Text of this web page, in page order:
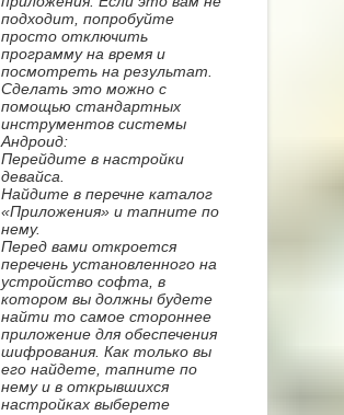
подходит, попробуйте
просто отключить
программу на время и
посмотреть на результат.
Сделать это можно с
помощью стандартных
инструментов системы
Андроид:
Перейдите в настройки
девайса.
Найдите в перечне каталог
«Приложения» и тапните по
нему.
Перед вами откроется
перечень установленного на
устройство софта, в
котором вы должны будете
найти то самое стороннее
приложение для обеспечения
шифрования. Как только вы
его найдете, тапните по
нему и в открывшихся
настройках выберете